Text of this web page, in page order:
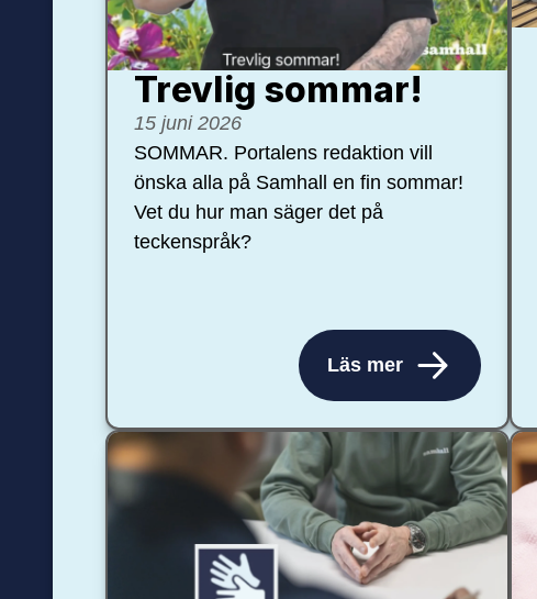
Trevlig sommar!
15 juni 2026
SOMMAR. Portalens redaktion vill
önska alla på Samhall en fin sommar!
Vet du hur man säger det på
teckenspråk?
Läs mer